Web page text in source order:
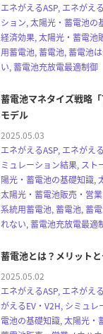
エネがえるASP, エネがえ
ション, 太陽光・蓄電池の
経済効果, 太陽光・蓄電池
用蓄電池, 蓄電池, 蓄電池
い, 蓄電池充放電最適制御
蓄電池マネタイズ戦略
モデル
2025.05.03
エネがえるASP, エネがえ
ミュレーション結果, スト
陽光・蓄電池の基礎知識,
太陽光・蓄電池販売・営
系統用蓄電池, 蓄電池, 蓄
れない, 蓄電池充放電最適
蓄電池とは？メリット
2025.05.02
エネがえるASP, エネがえ
がえるEV・V2H, シミュ
電池の基礎知識, 太陽光・